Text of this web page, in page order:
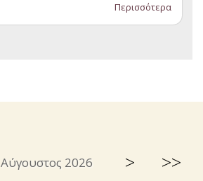
Περισσότερα
Αύγουστος 2026 > >>